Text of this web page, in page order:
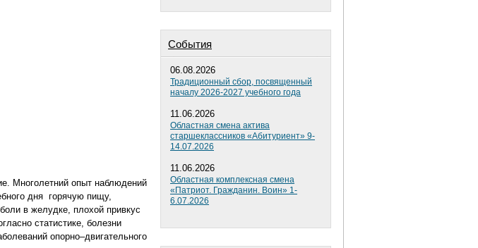
Многолетний опыт наблюдений
дня горячую пищу,
в желудке, плохой привкус
статистике, болезни
опорно–двигательного
Cобытия
06.08.2026
Традиционный сбор, посвященный
началу 2026-2027 учебного года
11.06.2026
Областная смена актива
старшеклассников «Абитуриент» 9-
14.07.2026
11.06.2026
Областная комплексная смена
«Патриот. Гражданин. Воин» 1-
6.07.2026